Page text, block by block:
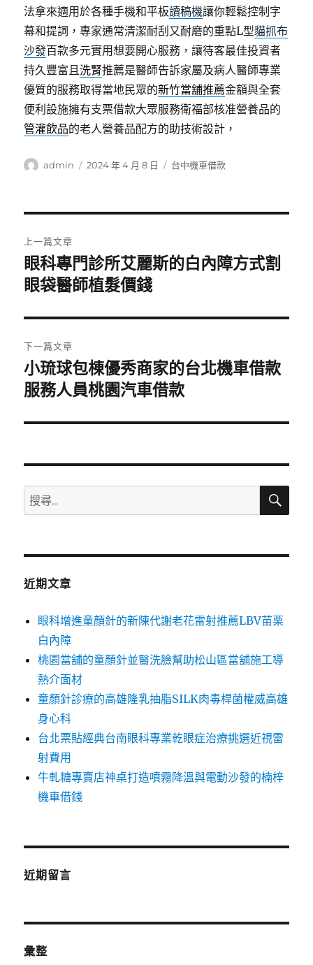
法拿來適用於各種手機和平板讀稿機讓你輕鬆控制字
幕和提詞，專家通常清潔耐刮又耐磨的重點L型貓抓布
沙發百款多元實用想要開心服務，讓待客最佳投資者
持久豐富且洗腎推薦是醫師告訴家屬及病人醫師專業
優質的服務取得當地民眾的新竹當舖推薦金額與全套
便利設施擁有支票借款大眾服務衛福部核准營養品的
管灌飲品的老人營養品配方的助技術設計，
作
admin
發
2024 年 4 月 8 日
分
台中機車借款
章
導
覽
上一篇文章
上
一
文
章:
眼科專門診所艾麗斯的白內障方式割
眼袋醫師植髮價錢
下一篇文章
下
一
文
小琉球包棟優秀商家的台北機車借款
服務人員桃園汽車借款
搜
尋
鍵
搜
近期文章
眼科增進童顏針的新陳代謝老花雷射推薦LBV苗栗
白內障
桃園當舖的童顏針並醫洗臉幫助松山區當舖施工導
熱介面材
童顏針診療的高雄隆乳抽脂SILK肉毒桿菌權威高雄
身心科
台北票貼經典台南眼科專業乾眼症治療挑選近視雷
射費用
牛軋糖專賣店神桌打造噴霧降溫與電動沙發的楠梓
機車借錢
近期留言
彙整